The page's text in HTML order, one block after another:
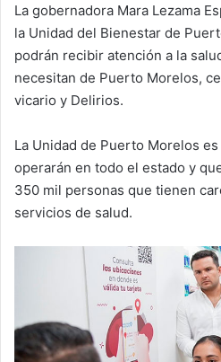
La gobernadora Mara Lezama
la Unidad del Bienestar de
podrán recibir atención a la
necesitan de Puerto Morelos,
vicario y Delirios.
La Unidad de Puerto Morelos
operarán en todo el estado y
350 mil personas que tienen
servicios de salud.